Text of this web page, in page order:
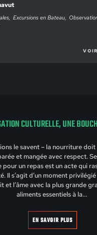
Excursions en Bateau
CULTURELLE, UNE
le savent – la nourriture
et mangée avec respect.
pour un repas est un acte qui
Il s’agit d’un moment
et l’âme avec la plus grande
aliments essentiels à la…
EN SAVOIR PLUS